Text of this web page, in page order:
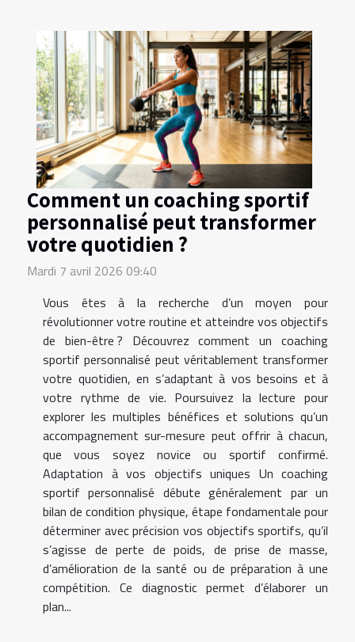
Comment un coaching sportif
personnalisé peut transformer
votre quotidien ?
Mardi 7 avril 2026 09:40
Vous êtes à la recherche d’un moyen pour
révolutionner votre routine et atteindre vos objectifs
de bien-être ? Découvrez comment un coaching
sportif personnalisé peut véritablement transformer
votre quotidien, en s’adaptant à vos besoins et à
votre rythme de vie. Poursuivez la lecture pour
explorer les multiples bénéfices et solutions qu’un
accompagnement sur-mesure peut offrir à chacun,
que vous soyez novice ou sportif confirmé.
Adaptation à vos objectifs uniques Un coaching
sportif personnalisé débute généralement par un
bilan de condition physique, étape fondamentale pour
déterminer avec précision vos objectifs sportifs, qu’il
s’agisse de perte de poids, de prise de masse,
d’amélioration de la santé ou de préparation à une
compétition. Ce diagnostic permet d’élaborer un
plan...